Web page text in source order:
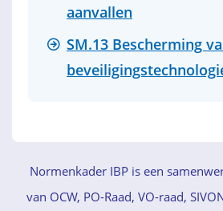
aanvallen
SM.13 Bescherming
Normenkader IBP is een
van OCW, PO-Raad, VO-raad,